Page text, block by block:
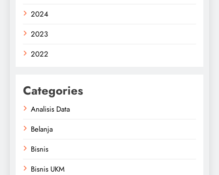
2024
2023
2022
Categories
Analisis Data
Belanja
Bisnis
Bisnis UKM